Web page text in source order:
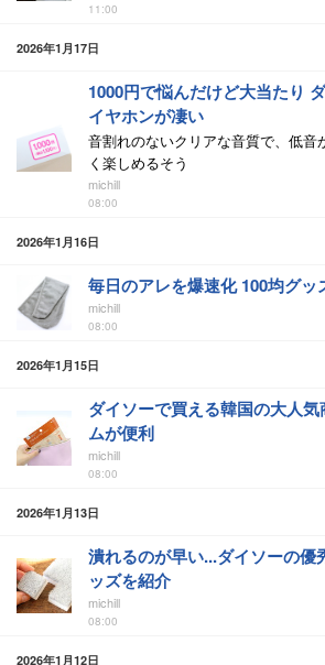
11:00
2026年1月17日
1000円で悩んだけど大当たり
イヤホンが凄い
音割れのないクリアな音質で、低音
く楽しめるそう
michill
08:00
2026年1月16日
毎日のアレを爆速化 100均グッ
michill
08:00
2026年1月15日
ダイソーで買える韓国の大人
ムが便利
michill
08:00
2026年1月13日
潰れるのが早い...ダイソーの優
ッズを紹介
michill
08:00
2026年1月12日